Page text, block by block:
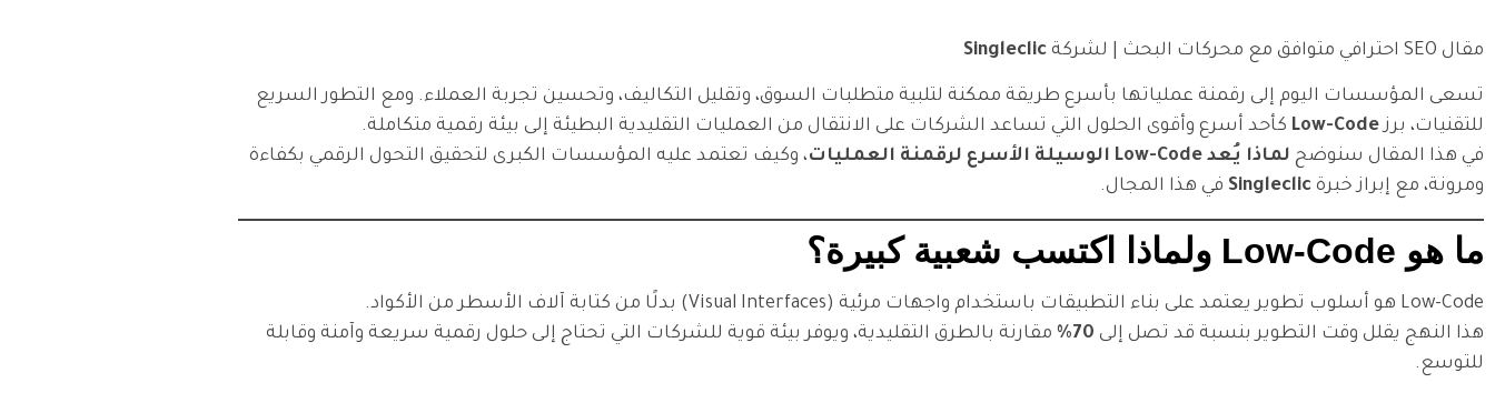
مقال SEO احترافي متوافق مع محركات البحث | لشركة Singleclic
تسعى المؤسسات اليوم إلى رقمنة عملياتها بأسرع طريقة ممكنة لتلبية متطلبات السوق، وتقليل التكاليف، وتحسين تجربة العملاء. ومع التطور السريع
للتقنيات، برزLow-Code كأحد أسرع وأقوى الحلول التي تساعد الشركات على الانتقال من العمليات التقليدية البطيئة إلى بيئة رقمية متكاملة.
في هذا المقال سنوضح لماذا يُعد Low-Code الوسيلة الأسرع لرقمنة العمليات
، وكيف تعتمد عليه المؤسسات الكبرى لتحقيق التحول الرقمي بكفاءة
ومرونة، مع إبراز خبرة Singleclic في هذا المجال.
ما هو Low-Code ولماذا اكتسب شعبية كبيرة؟
Low-Code هو أسلوب تطوير يعتمد على بناء التطبيقات باستخدام واجهات مرئية (Visual Interfaces) بدلًا من كتابة آلاف الأسطر من الأكواد.
هذا النهج يقلل وقت التطوير بنسبة قد تصل إلى 70%
مقارنة بالطرق التقليدية، ويوفر بيئة قوية للشركات التي تحتاج إلى حلول رقمية سريعة وآمنة وقابلة
للتوسع.